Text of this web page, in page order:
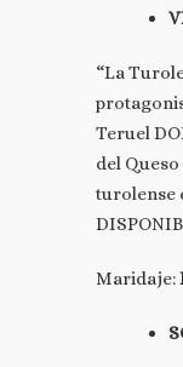
“La
Teruel
del
turolense
Maridaje: